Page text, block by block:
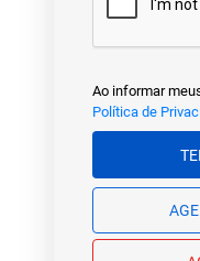
Ao informar
Política de